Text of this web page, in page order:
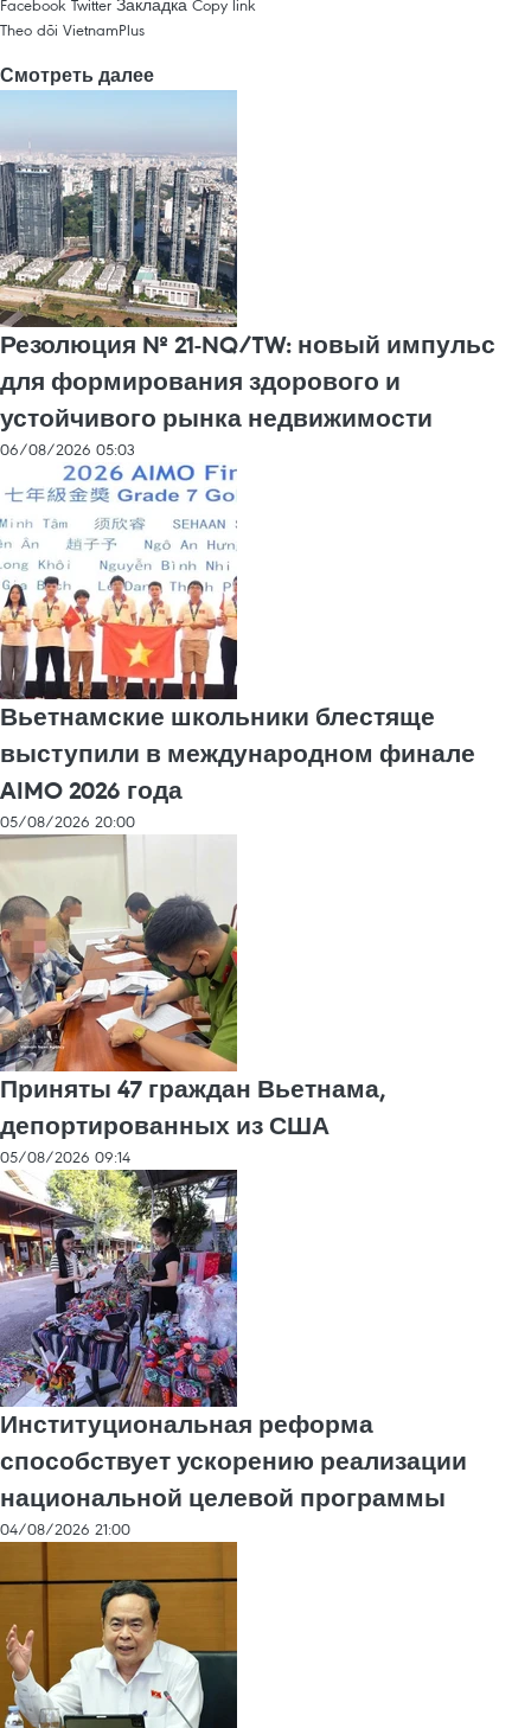
Facebook Twitter Закладка Copy link
Theo dõi VietnamPlus
Смотреть далее
Резолюция № 21-NQ/TW: новый импульс
для формирования здорового и
устойчивого рынка недвижимости
06/08/2026 05:03
Вьетнамские школьники блестяще
выступили в международном финале
AIMO 2026 года
05/08/2026 20:00
Приняты 47 граждан Вьетнама,
депортированных из США
05/08/2026 09:14
Институциональная реформа
способствует ускорению реализации
национальной целевой программы
04/08/2026 21:00